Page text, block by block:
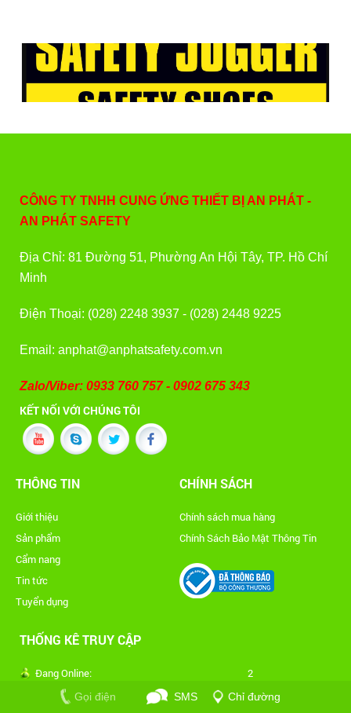
CÔNG TY TNHH CUNG ỨNG THIẾT BỊ AN PHÁT -
AN PHÁT SAFETY
Địa Chỉ: 81 Đường 51, Phường An Hội Tây, TP. Hồ Chí
Minh
Điện Thoại: (028) 2248 3937 - (028) 2448 9225
Email: anphat@anphatsafety.com.vn
Zalo/Viber: 0933 760 757 - 0902 675 343
KẾT NỐI VỚI CHÚNG TÔI
THÔNG TIN
Giới thiệu
Sản phẩm
Cẩm nang
Tin tức
Tuyển dụng
CHÍNH SÁCH
Chính sách mua hàng
Chính Sách Bảo Mật Thông Tin
THỐNG KÊ TRUY CẬP
Đang Online:
2
Thống kê ngày:
33
Gọi điện SMS Chỉ đường